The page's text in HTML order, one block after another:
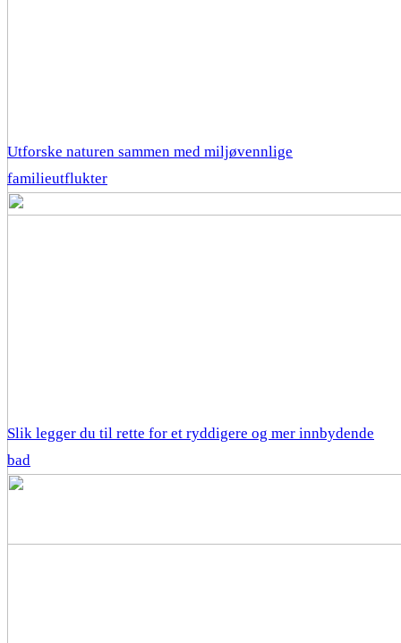
Utforske naturen sammen med miljøvennlige
familieutflukter
Slik legger du til rette for et ryddigere og mer innbydende
bad